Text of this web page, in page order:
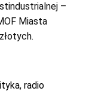
–
Miasta
, radio